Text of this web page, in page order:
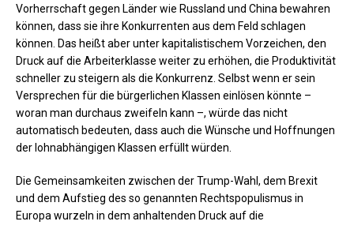
Vorherrschaft gegen Länder wie Russland und China bewahren
können, dass sie ihre Konkurrenten aus dem Feld schlagen
können. Das heißt aber unter kapitalistischem Vorzeichen, den
Druck auf die Arbeiterklasse weiter zu erhöhen, die Produktivität
schneller zu steigern als die Konkurrenz. Selbst wenn er sein
Versprechen für die bürgerlichen Klassen einlösen könnte –
woran man durchaus zweifeln kann –, würde das nicht
automatisch bedeuten, dass auch die Wünsche und Hoffnungen
der lohnabhängigen Klassen erfüllt würden.
Die Gemeinsamkeiten zwischen der Trump-Wahl, dem Brexit
und dem Aufstieg des so genannten Rechtspopulismus in
Europa wurzeln in dem anhaltenden Druck auf die